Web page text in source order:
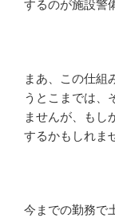
するのが施設警
まあ、この仕組
うとこまでは、
ませんが、もし
するかもしれま
今までの勤務で